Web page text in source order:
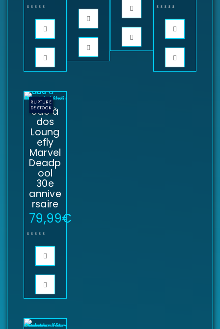
RUPTURE
DE STOCK
Sac à
dos
Loung
efly
Marvel
Deadp
ool
30e
annive
rsaire
79,99€